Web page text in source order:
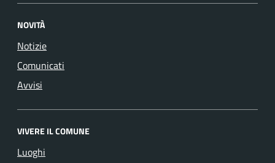
NOVITÀ
Notizie
Comunicati
Avvisi
VIVERE IL COMUNE
Luoghi